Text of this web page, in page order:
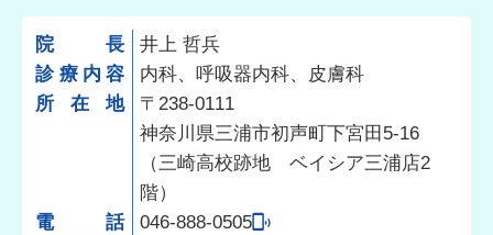
院長
井上 哲兵
診療内容
内科、呼吸器内科、皮膚科
所在地
〒238-0111
神奈川県三浦市初声町下宮田5-16
（三崎高校跡地 ベイシア三浦店2
階）
電話
046-888-0505